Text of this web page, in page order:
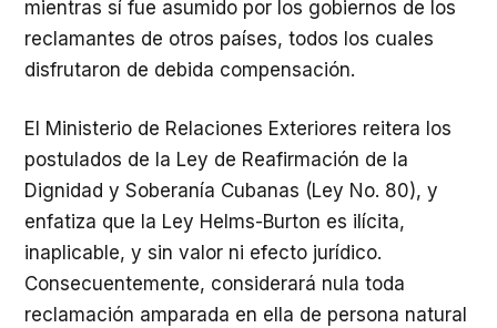
mientras sí fue asumido por los gobiernos de los
reclamantes de otros países, todos los cuales
disfrutaron de debida compensación.
El Ministerio de Relaciones Exteriores reitera los
postulados de la Ley de Reafirmación de la
Dignidad y Soberanía Cubanas (Ley No. 80), y
enfatiza que la Ley Helms-Burton es ilícita,
inaplicable, y sin valor ni efecto jurídico.
Consecuentemente, considerará nula toda
reclamación amparada en ella de persona natural